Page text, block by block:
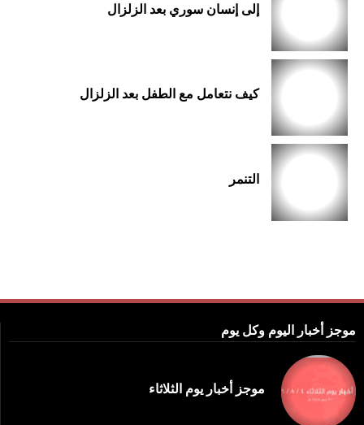
إلى إنسان سوري بعد الزلزال
كيف نتعامل مع الطفل بعد الزلزال
التنمر
موجز أخبار اليوم وكل يوم
موجز أخبار يوم الثلاثاء